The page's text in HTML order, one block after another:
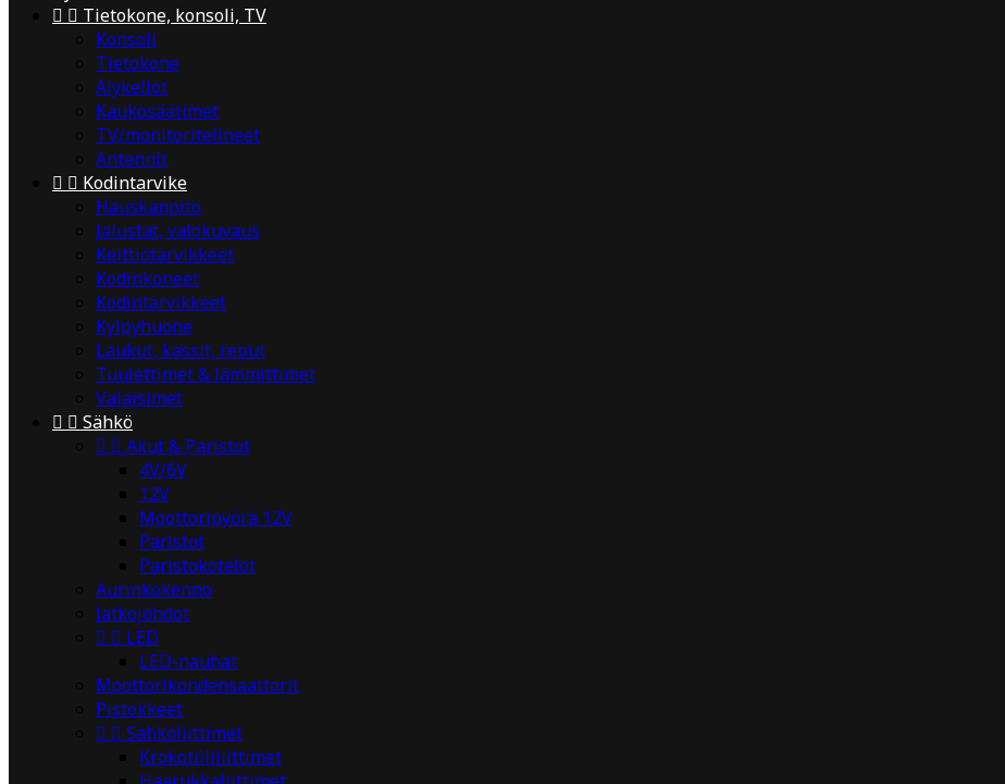
  Tietokone, konsoli, TV
Konsoli
Tietokone
Älykellot
Kaukosäätimet
TV/monitoritelineet
Antennit
  Kodintarvike
Hauskanpito
Jalustat, valokuvaus
Keittiötarvikkeet
Kodinkoneet
Kodintarvikkeet
Kylpyhuone
Laukut, kassit, reput
Tuulettimet & lämmittimet
Valaisimet
  Sähkö
  Akut & Paristot
4V/6V
12V
Moottoripyörä 12V
Paristot
Paristokotelot
Aurinkokenno
Jatkojohdot
  LED
LED-nauhat
Moottorikondensaattorit
Pistokkeet
  Sähköliittimet
Krokotiililiittimet